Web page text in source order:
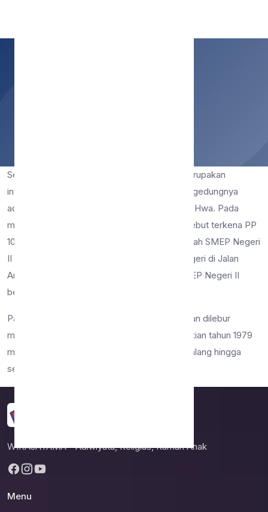
Sebelum berdirinya SMP Negeri 9 Malang merupakan
integrasi dari SMEP II Malang yang bangunan gedungnya
adalah hasil sita dari SD Ling Kew WNA Tiong Hwa. Pada
masa pemerintahan Orde Lama, sekolah tersebut terkena PP
10. Atas jasa para pemuda Kidul Pasar, berdirilah SMEP Negeri
II yang merupakan pengembangan SMEP Negeri di Jalan
Arjuno (sekarang SMP Negeri 8 Malang). SMEP Negeri II
berdiri sekitar tahun 1960-an.
Pada tahun 1979 SMEP Negeri II diintegrasi dan dilebur
menjadi SMP Negeri 9 Malang. Dengan demikian tahun 1979
merupakan tahun berdirinya SMP Negeri 9 Malang hingga
sekarang.
WIRAJATAMA - Adiwiyata, Religius, Ramah Anak
Menu